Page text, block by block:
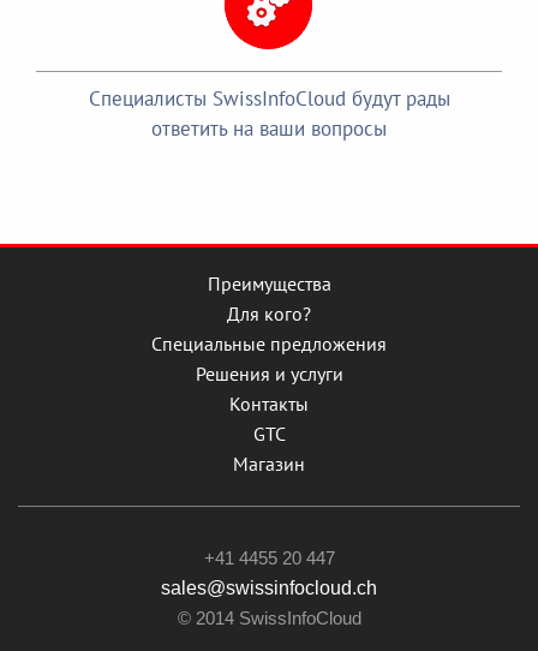
Специалисты SwissInfoCloud будут рады
ответить на ваши вопросы
Преимущества
Для кого?
Специальные предложения
Решения и услуги
Контакты
GTC
Магазин
+41 4455 20 447
sales@swissinfocloud.ch
© 2014 SwissInfoCloud